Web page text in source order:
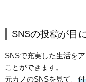
SNSの投稿が目
SNSで充実した生活を
ことができます。
元カノのSNSを見て、